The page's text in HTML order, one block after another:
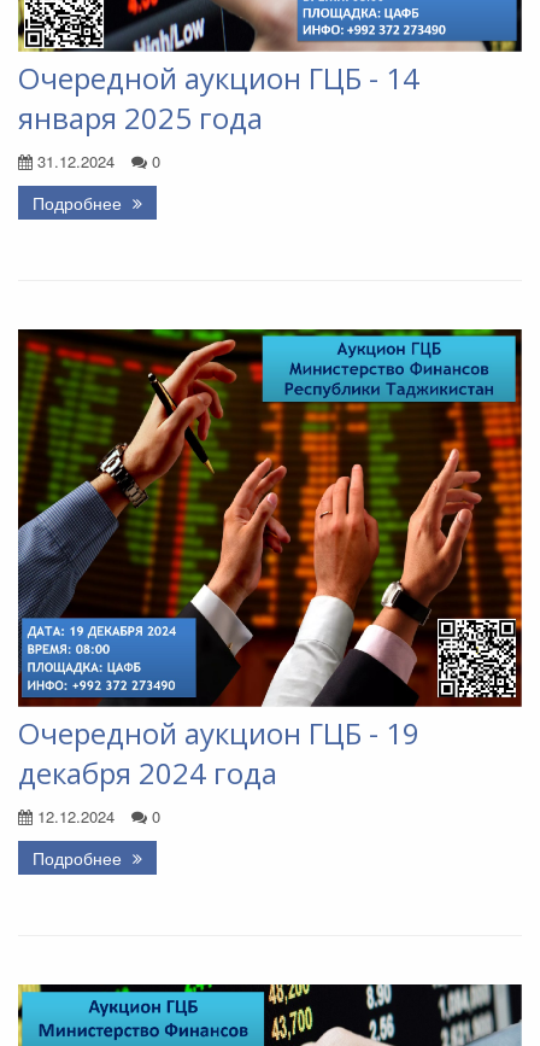
Очередной аукцион ГЦБ - 14
января 2025 года
31.12.2024 0
Подробнее
Очередной аукцион ГЦБ - 19
декабря 2024 года
12.12.2024 0
Подробнее